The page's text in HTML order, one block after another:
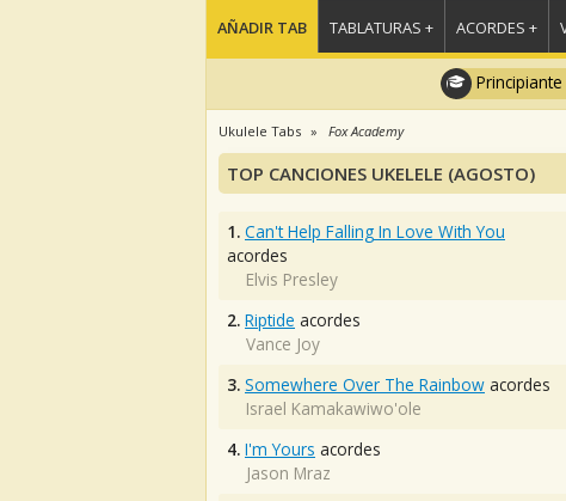
AÑADIR TAB TABLATURAS + ACORDES +
Ukulele Tabs Fox Academy
TOP CANCIONES UKELELE (AGOSTO)
1. Can't Help Falling In Love With You
acordes
Elvis Presley
2. Riptide acordes
Vance Joy
3. Somewhere Over The Rainbow acordes
Israel Kamakawiwo'ole
4. I'm Yours acordes
Jason Mraz